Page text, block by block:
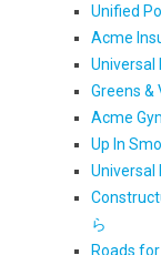
Unified
Acme
Universal
Greens &
Acme
Up In
Universal
ら
Roads